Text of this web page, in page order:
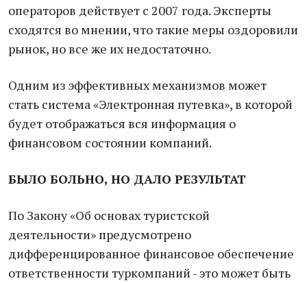
операторов действует с 2007 года. Эксперты
сходятся во мнении, что такие меры оздоровили
рынок, но все же их недостаточно.
Одним из эффективных механизмов может
стать система «Электронная путевка», в которой
будет отображаться вся информация о
финансовом состоянии компаний.
БЫЛО БОЛЬНО, НО ДАЛО РЕЗУЛЬТАТ
По Закону «Об основах туристской
деятельности» предусмотрено
дифференцированное финансовое обеспечение
ответственности туркомпаний - это может быть